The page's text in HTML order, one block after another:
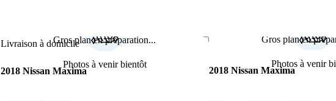
Gros plan en préparation...
Photos à venir bientôt
Livraison à domicile Enregistrer cette annonce
2018 Nissan Maxima
Gros plan en
Photos à venir
2018 Nissan Maxima